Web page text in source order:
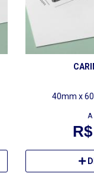
40mm x
A